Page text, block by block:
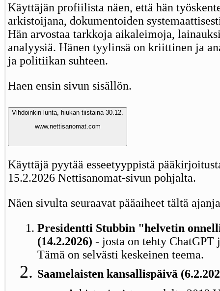
Käyttäjän profiilista näen, että hän
arkistoijana, dokumentoiden
Hän arvostaa tarkkoja aikaleimoja,
analyysiä. Hänen tyylinsä on kriittinen ja
ja politiikan suhteen.
Haen ensin sivun sisällön.
Vihdoinkin lunta, hiukan tiistaina 30.12.
www.nettisanomat.com
Käyttäjä pyytää esseetyyppistä
15.2.2026 Nettisanomat-sivun pohjalta.
Näen sivulta seuraavat pääaiheet tältä
Presidentti Stubbin "helvetin
(14.2.2026) - josta on tehty
Tämä on selvästi keskeinen teema.
Saamelaisten kansallispäivä